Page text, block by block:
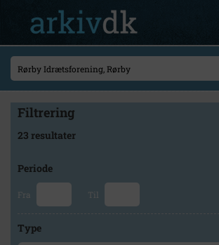
Filtrering
23 resultater
Periode
Fra Til
Type